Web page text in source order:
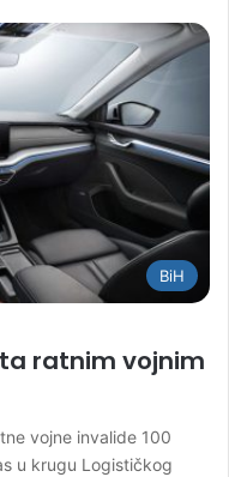
BiH
ratnim vojnim
vojne invalide 100
u krugu Logističkog